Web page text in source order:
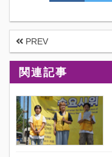
PREV
関連記事